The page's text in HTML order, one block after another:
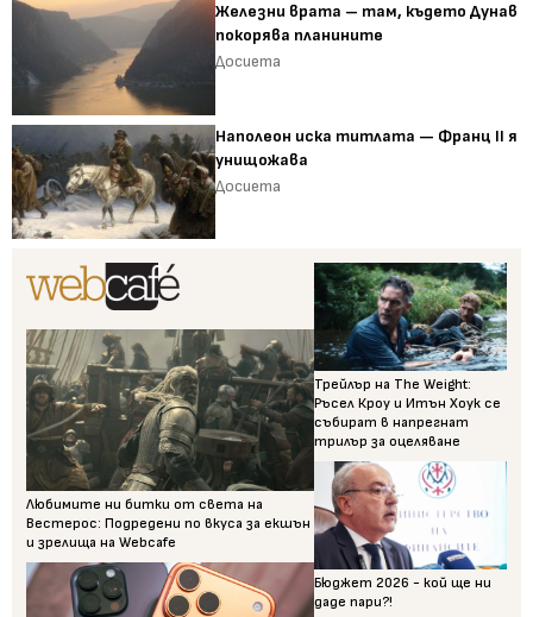
Железни врата – там, където Дунав
покорява планините
Досиета
Наполеон иска титлата — Франц II я
унищожава
Досиета
Любимите ни битки от света на
Вестерос: Подредени по вкуса за екшън
и зрелища на Webcafe
Трейлър на The Weight:
Ръсел Кроу и Итън Хоук се
събират в напрегнат
трилър за оцеляване
Бюджет 2026 - кой ще ни
даде пари?!